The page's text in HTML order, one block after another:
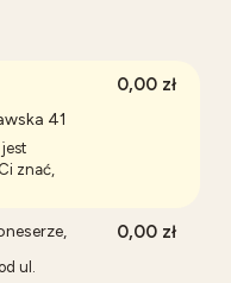
płatności
41
znać,
0,00 zł
ul.
0,00 zł